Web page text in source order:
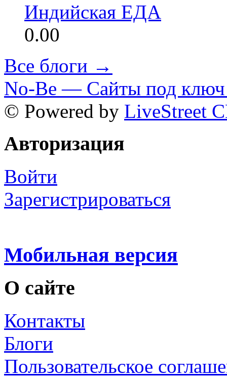
Индийская ЕДА
0.00
Все блоги →
No-Be — Сайты под ключ
© Powered by LiveStreet
Авторизация
Войти
Зарегистрироваться
Мобильная версия
О сайте
Контакты
Блоги
Пользовательское